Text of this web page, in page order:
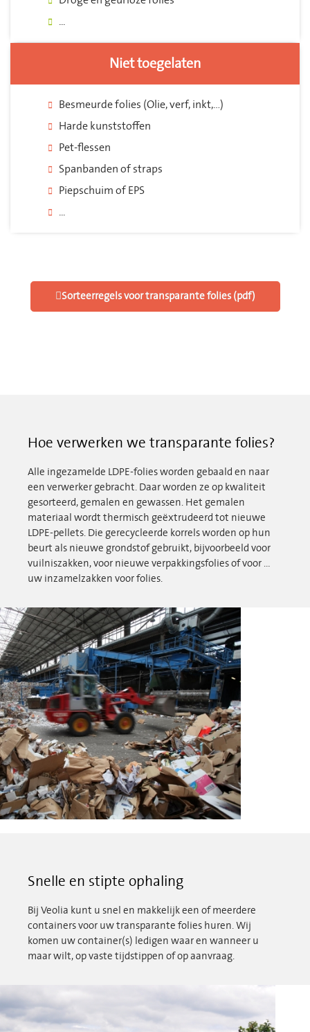
...
Niet toegelaten
Besmeurde folies (Olie, verf, inkt,…)
Harde kunststoffen
Pet-flessen
Spanbanden of straps
Piepschuim of EPS
...
Sorteerregels voor transparante folies (pdf)
Hoe verwerken we transparante folies?
Alle ingezamelde LDPE-folies worden gebaald en naar
een verwerker gebracht. Daar worden ze op kwaliteit
gesorteerd, gemalen en gewassen. Het gemalen
materiaal wordt thermisch geëxtrudeerd tot nieuwe
LDPE-pellets. Die gerecycleerde korrels worden op hun
beurt als nieuwe grondstof gebruikt, bijvoorbeeld voor
vuilniszakken, voor nieuwe verpakkingsfolies of voor …
uw inzamelzakken voor folies.
Snelle en stipte ophaling
Bij Veolia kunt u snel en makkelijk een of meerdere
containers voor uw transparante folies huren. Wij
komen uw container(s) ledigen waar en wanneer u
maar wilt, op vaste tijdstippen of op aanvraag.